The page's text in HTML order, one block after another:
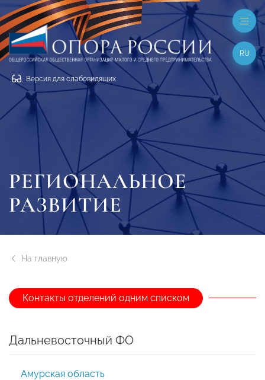
Версия для слабовидящих
RU
РЕГИОНАЛЬНОЕ
РАЗВИТИЕ
На главную
Контакты отделений одним списком
Дальневосточный ФО
Амурская область